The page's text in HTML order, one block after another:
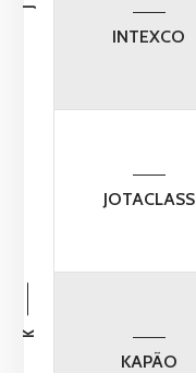
INTEXCO
J
JOTACLASS
KAPÃO
K